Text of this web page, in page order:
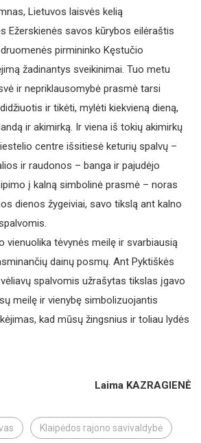
Lietuvos laisvės kelią
Ežerskienės savos kūrybos eilėraštis
pirmininko Kęstučio
žadinantys sveikinimai. Tuo metu
ir nepriklausomybė prasmė tarsi
ir tikėti, mylėti kiekvieną dieną,
ir akimirką. Ir viena iš tokių akimirkų
centre išsitiesė keturių spalvų –
ir raudonos – banga ir pajudėjo
į kalną simbolinė prasmė – noras
dienos žygeiviai, savo tikslą ant kalno
vienuolika tėvynės meilę ir svarbiausią
dainų posmų. Ant Pyktiškės
spalvomis užrašytas tikslas įgavo
meilę ir vienybę simbolizuojantis
kad mūsų žingsnius ir toliau lydės
Laima KAZRAGIENĖ
Klaipėdos rajono savivaldybė